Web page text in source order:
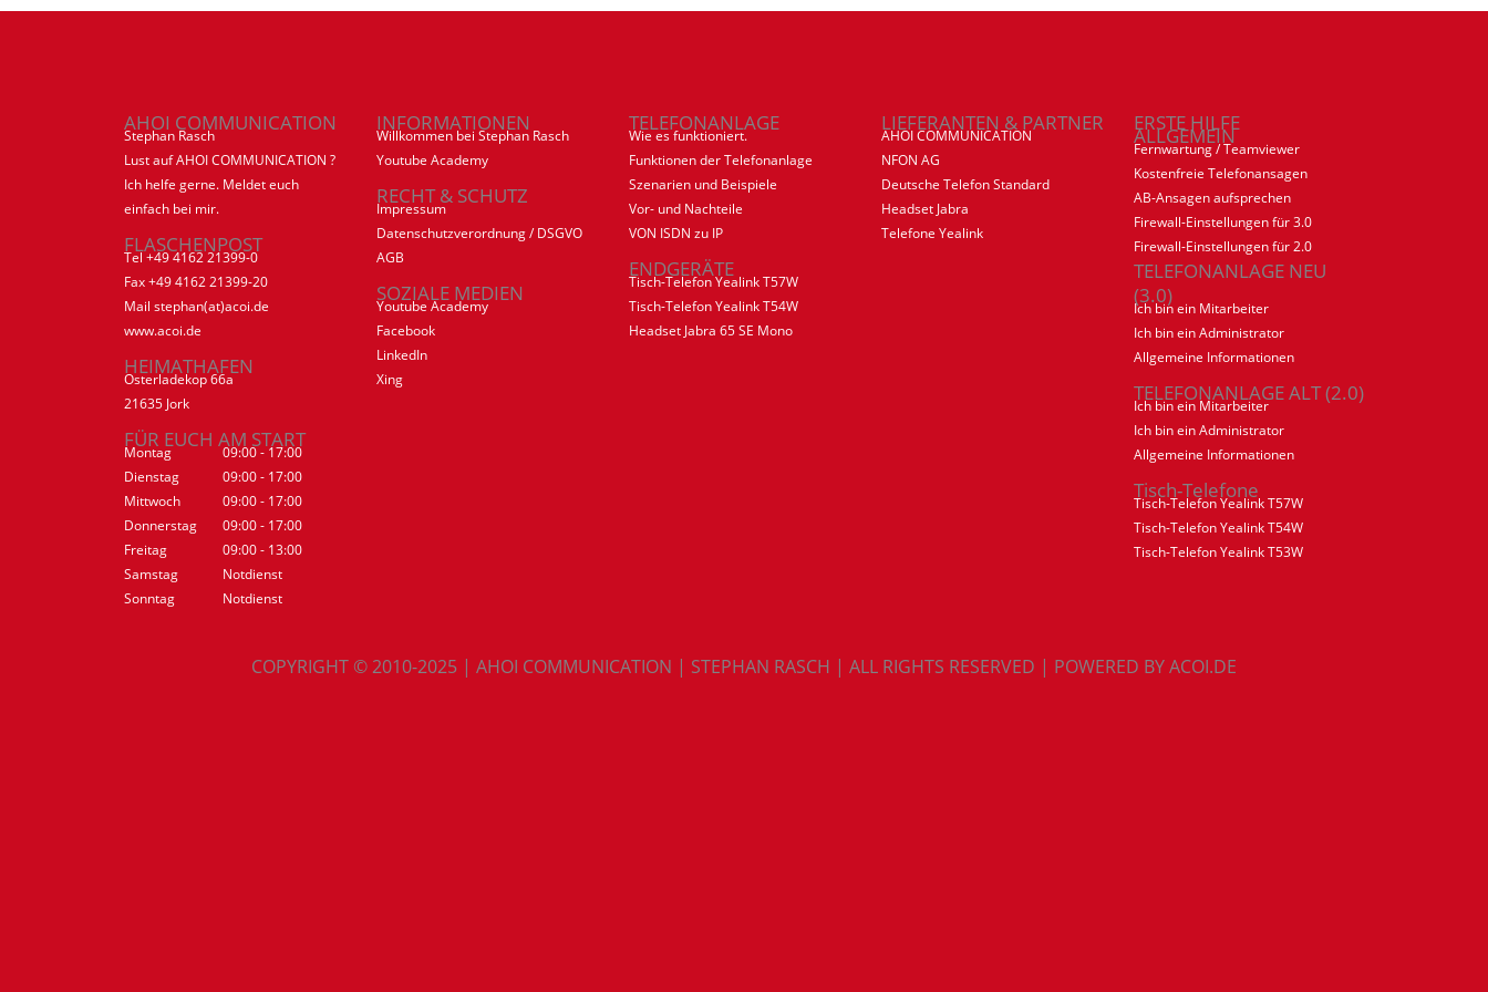
AHOI COMMUNICATION
Stephan Rasch
Lust auf AHOI COMMUNICATION ?
Ich helfe gerne. Meldet euch
einfach bei mir.
FLASCHENPOST
Tel +49 4162 21399-0
Fax +49 4162 21399-20
Mail stephan(at)acoi.de
www.acoi.de
HEIMATHAFEN
Osterladekop 66a
21635 Jork
FÜR EUCH AM START
Montag
09:00 - 17:00
Dienstag
09:00 - 17:00
Mittwoch
09:00 - 17:00
Donnerstag
09:00 - 17:00
Freitag
09:00 - 13:00
Samstag
Notdienst
Sonntag
Notdienst
INFORMATIONEN
Willkommen bei Stephan Rasch
Youtube Academy
RECHT & SCHUTZ
Impressum
Datenschutzverordnung / DSGVO
AGB
SOZIALE MEDIEN
Youtube Academy
Facebook
LinkedIn
Xing
TELEFONANLAGE
Wie es funktioniert.
Funktionen der Telefonanlage
Szenarien und Beispiele
Vor- und Nachteile
VON ISDN zu IP
ENDGERÄTE
Tisch-Telefon Yealink T57W
Tisch-Telefon Yealink T54W
Headset Jabra 65 SE Mono
LIEFERANTEN & PARTNER
AHOI COMMUNICATION
NFON AG
Deutsche Telefon Standard
Headset Jabra
Telefone Yealink
ERSTE HILFE
ALLGEMEIN
Fernwartung / Teamviewer
Kostenfreie Telefonansagen
AB-Ansagen aufsprechen
Firewall-Einstellungen für 3.0
Firewall-Einstellungen für 2.0
TELEFONANLAGE NEU
(3.0)
Ich bin ein Mitarbeiter
Ich bin ein Administrator
Allgemeine Informationen
TELEFONANLAGE ALT (2.0)
Ich bin ein Mitarbeiter
Ich bin ein Administrator
Allgemeine Informationen
Tisch-Telefone
Tisch-Telefon Yealink T57W
Tisch-Telefon Yealink T54W
Tisch-Telefon Yealink T53W
COPYRIGHT © 2010-2025 | AHOI COMMUNICATION | STEPHAN RASCH | ALL RIGHTS RESERVED | POWERED BY ACOI.DE